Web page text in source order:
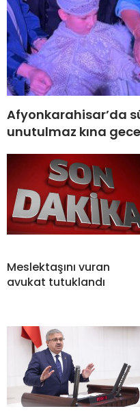
Afyonkarahisar’da
unutulmaz kına
Meslektaşını vuran
avukat tutuklandı